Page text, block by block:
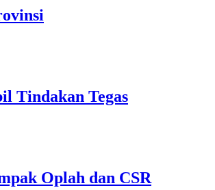
Tindakan Tegas
Oplah dan CSR